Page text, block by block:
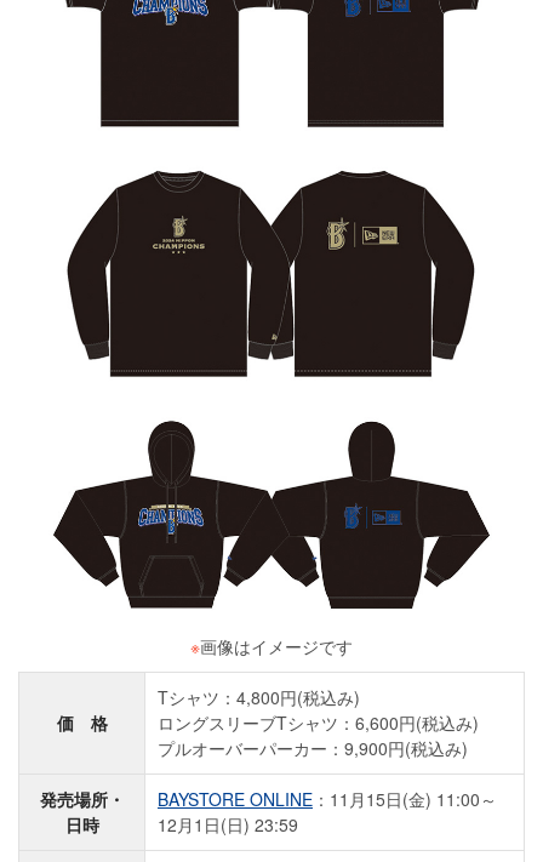
※画像はイメージです
価 格
Tシャツ：4,800円(税込み)
ロングスリーブTシャツ：6,600円(税込み)
プルオーバーパーカー：9,900円(税込み)
発売場所・
日時
BAYSTORE ONLINE ：11月15日(金) 11:00～
12月1日(日) 23:59